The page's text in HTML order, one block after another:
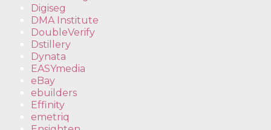
Digiseg
DMA Institute
DoubleVerify
Dstillery
Dynata
EASYmedia
eBay
ebuilders
Effinity
emetriq